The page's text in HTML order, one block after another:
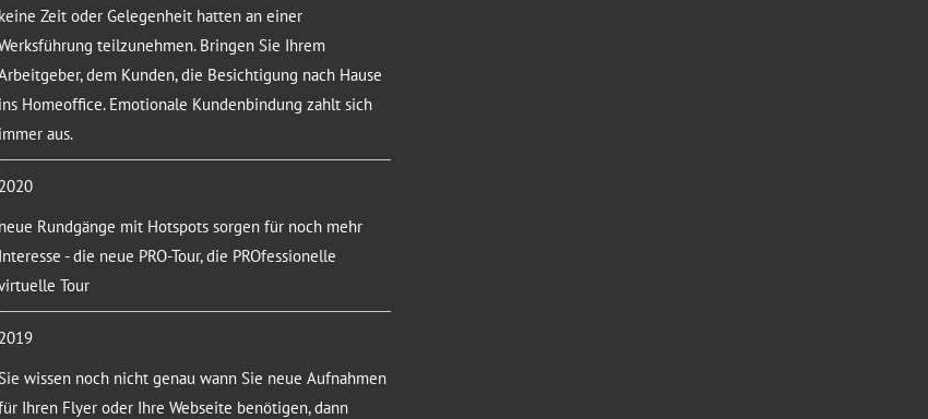
keine Zeit oder Gelegenheit hatten an einer
teilzunehmen. Bringen Sie Ihrem
dem Kunden, die Besichtigung nach Hause
ins Homeoffice. Emotionale Kundenbindung zahlt sich
immer aus.
2020
neue Rundgänge mit Hotspots sorgen für noch mehr
Interesse - die neue PRO-Tour, die PROfessionelle
Tour
2019
Sie wissen noch nicht genau wann Sie neue Aufnahmen
Ihren Flyer oder Ihre Webseite benötigen, dann